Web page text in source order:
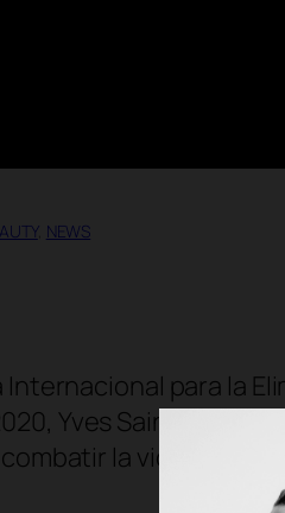
, NEWS
Internacional para la
Yves Saint Laurent
la violencia